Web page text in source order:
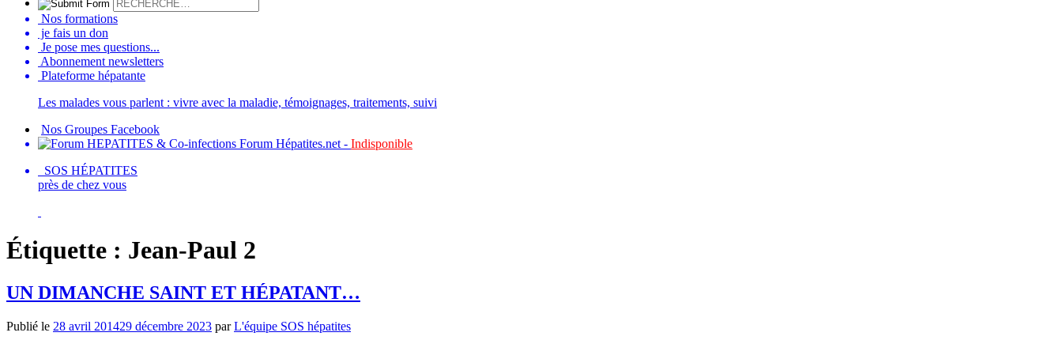
Nos formations
je fais un don
Je pose mes questions...
Abonnement newsletters
Plateforme hépatante
Les malades vous parlent : vivre avec la maladie, témoignages, traitements, suivi
Nos Groupes Facebook
Forum Hépatites.net - Indisponible
SOS HÉPATITES
près de chez vous
Étiquette : Jean-Paul 2
UN DIMANCHE SAINT ET HÉPATANT…
Publié le 28 avril 201429 décembre 2023 parL'équipe SOS hépatites